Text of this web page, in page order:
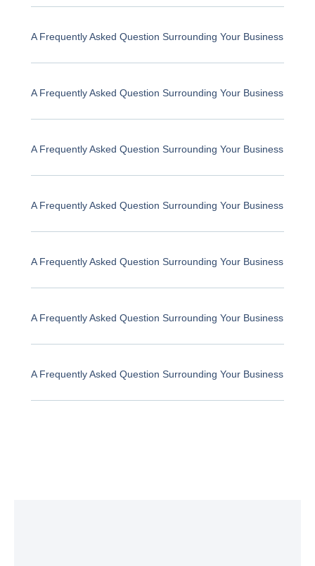
A Frequently Asked Question Surrounding Your Business
A Frequently Asked Question Surrounding Your Business
A Frequently Asked Question Surrounding Your Business
A Frequently Asked Question Surrounding Your Business
A Frequently Asked Question Surrounding Your Business
A Frequently Asked Question Surrounding Your Business
A Frequently Asked Question Surrounding Your Business